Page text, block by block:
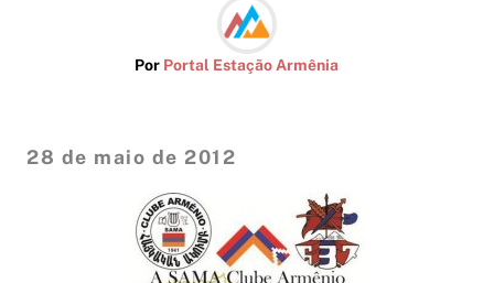
Por Portal Estação Armênia
28 de maio de 2012